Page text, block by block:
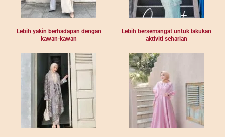
Lebih yakin berhadapan dengan
kawan-kawan
Lebih bersemangat untuk lakukan
aktiviti seharian